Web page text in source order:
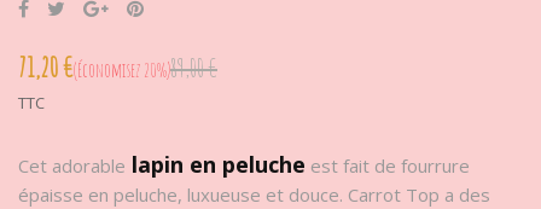
71,20 € Économisez 20%89,00 €
TTC
Cet adorable lapin en peluche est fait de fourrure
épaisse en peluche, luxueuse et douce. Carrot Top a des